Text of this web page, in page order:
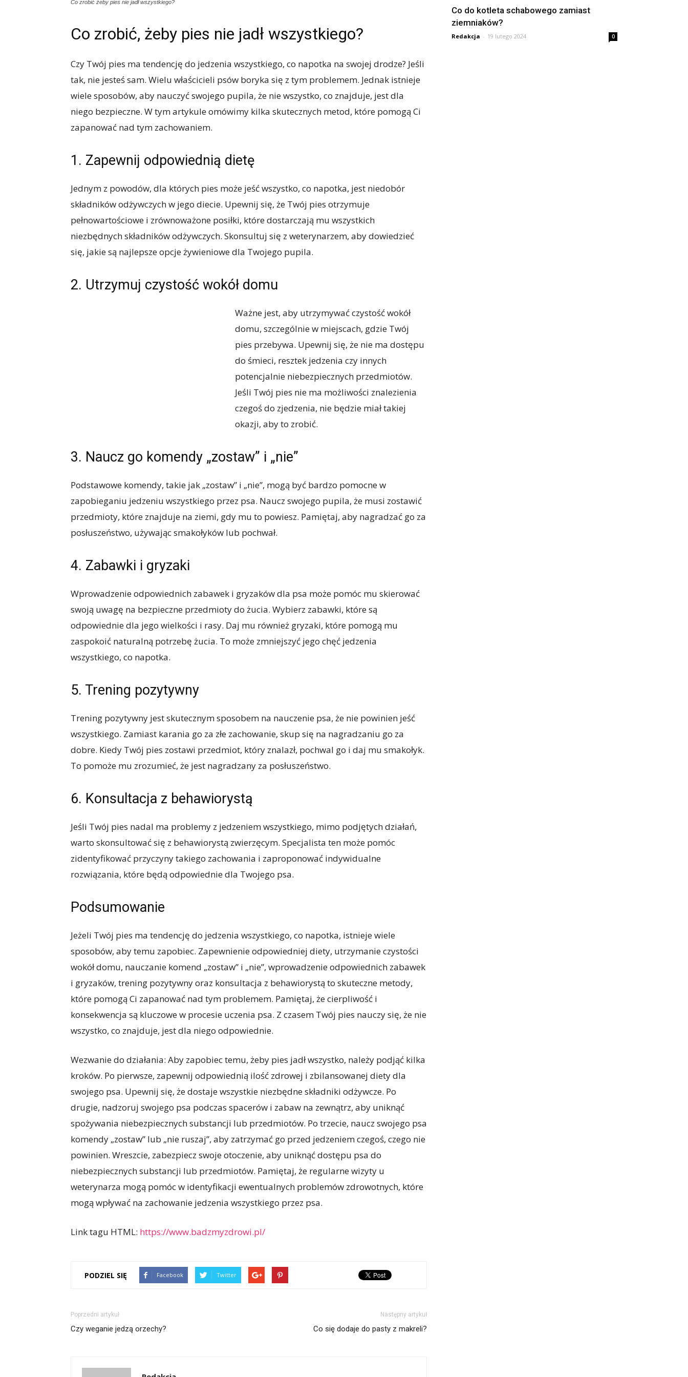
Co zrobić żeby pies nie jadł wszystkiego?
Co zrobić, żeby pies nie jadł wszystkiego?
Czy Twój pies ma tendencję do jedzenia wszystkiego, co napotka na swojej drodze? Jeśli
tak, nie jesteś sam. Wielu właścicieli psów boryka się z tym problemem. Jednak istnieje
wiele sposobów, aby nauczyć swojego pupila, że nie wszystko, co znajduje, jest dla
niego bezpieczne. W tym artykule omówimy kilka skutecznych metod, które pomogą Ci
zapanować nad tym zachowaniem.
1. Zapewnij odpowiednią dietę
Jednym z powodów, dla których pies może jeść wszystko, co napotka, jest niedobór
składników odżywczych w jego diecie. Upewnij się, że Twój pies otrzymuje
pełnowartościowe i zrównoważone posiłki, które dostarczają mu wszystkich
niezbędnych składników odżywczych. Skonsultuj się z weterynarzem, aby dowiedzieć
się, jakie są najlepsze opcje żywieniowe dla Twojego pupila.
2. Utrzymuj czystość wokół domu
Ważne jest, aby utrzymywać czystość wokół
domu, szczególnie w miejscach, gdzie Twój
pies przebywa. Upewnij się, że nie ma dostępu
do śmieci, resztek jedzenia czy innych
potencjalnie niebezpiecznych przedmiotów.
Jeśli Twój pies nie ma możliwości znalezienia
czegoś do zjedzenia, nie będzie miał takiej
okazji, aby to zrobić.
3. Naucz go komendy „zostaw” i „nie”
Podstawowe komendy, takie jak „zostaw” i „nie”, mogą być bardzo pomocne w
zapobieganiu jedzeniu wszystkiego przez psa. Naucz swojego pupila, że musi zostawić
przedmioty, które znajduje na ziemi, gdy mu to powiesz. Pamiętaj, aby nagradzać go za
posłuszeństwo, używając smakołyków lub pochwał.
4. Zabawki i gryzaki
Wprowadzenie odpowiednich zabawek i gryzaków dla psa może pomóc mu skierować
swoją uwagę na bezpieczne przedmioty do żucia. Wybierz zabawki, które są
odpowiednie dla jego wielkości i rasy. Daj mu również gryzaki, które pomogą mu
zaspokoić naturalną potrzebę żucia. To może zmniejszyć jego chęć jedzenia
wszystkiego, co napotka.
5. Trening pozytywny
Trening pozytywny jest skutecznym sposobem na nauczenie psa, że nie powinien jeść
wszystkiego. Zamiast karania go za złe zachowanie, skup się na nagradzaniu go za
dobre. Kiedy Twój pies zostawi przedmiot, który znalazł, pochwal go i daj mu smakołyk.
To pomoże mu zrozumieć, że jest nagradzany za posłuszeństwo.
6. Konsultacja z behawiorystą
Jeśli Twój pies nadal ma problemy z jedzeniem wszystkiego, mimo podjętych działań,
warto skonsultować się z behawiorystą zwierzęcym. Specjalista ten może pomóc
zidentyfikować przyczyny takiego zachowania i zaproponować indywidualne
rozwiązania, które będą odpowiednie dla Twojego psa.
Podsumowanie
Jeżeli Twój pies ma tendencję do jedzenia wszystkiego, co napotka, istnieje wiele
sposobów, aby temu zapobiec. Zapewnienie odpowiedniej diety, utrzymanie czystości
wokół domu, nauczanie komend „zostaw” i „nie”, wprowadzenie odpowiednich zabawek
i gryzaków, trening pozytywny oraz konsultacja z behawiorystą to skuteczne metody,
które pomogą Ci zapanować nad tym problemem. Pamiętaj, że cierpliwość i
konsekwencja są kluczowe w procesie uczenia psa. Z czasem Twój pies nauczy się, że nie
wszystko, co znajduje, jest dla niego odpowiednie.
Wezwanie do działania: Aby zapobiec temu, żeby pies jadł wszystko, należy podjąć kilka
kroków. Po pierwsze, zapewnij odpowiednią ilość zdrowej i zbilansowanej diety dla
swojego psa. Upewnij się, że dostaje wszystkie niezbędne składniki odżywcze. Po
drugie, nadzoruj swojego psa podczas spacerów i zabaw na zewnątrz, aby uniknąć
spożywania niebezpiecznych substancji lub przedmiotów. Po trzecie, naucz swojego psa
komendy „zostaw” lub „nie ruszaj”, aby zatrzymać go przed jedzeniem czegoś, czego nie
powinien. Wreszcie, zabezpiecz swoje otoczenie, aby uniknąć dostępu psa do
niebezpiecznych substancji lub przedmiotów. Pamiętaj, że regularne wizyty u
weterynarza mogą pomóc w identyfikacji ewentualnych problemów zdrowotnych, które
mogą wpływać na zachowanie jedzenia wszystkiego przez psa.
Link tagu HTML: https://www.badzmyzdrowi.pl/
PODZIEL SIĘ Facebook Twitter
Poprzedni artykuł
Czy weganie jedzą orzechy?
Następny artykuł
Co się dodaje do pasty z makreli?
Co do kotleta schabowego zamiast
ziemniaków?
Redakcja - 19 lutego 2024 0